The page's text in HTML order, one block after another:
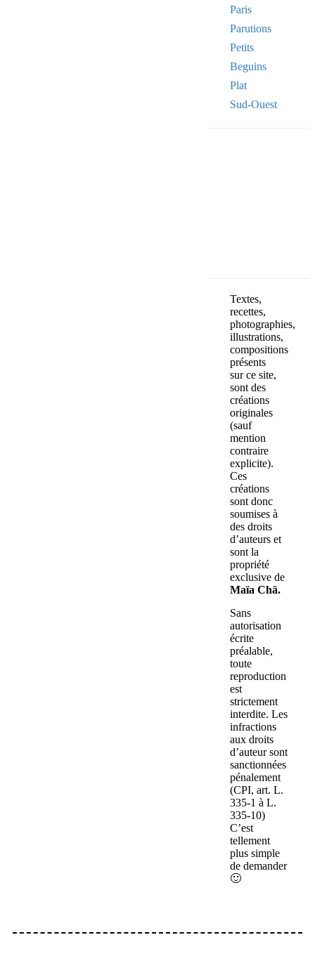
Paris
Parutions
Petits
Beguins
Plat
Sud-Ouest
Textes,
recettes,
photographies,
illustrations,
compositions
présents
sur ce site,
sont des
créations
originales
(sauf
mention
contraire
explicite).
Ces
créations
sont donc
soumises à
des droits
d’auteurs et
sont la
propriété
exclusive de
Maïa Chä.
Sans
autorisation
écrite
préalable,
toute
reproduction
est
strictement
interdite. Les
infractions
aux droits
d’auteur sont
sanctionnées
pénalement
(CPI, art. L.
335-1 à L.
335-10)
C’est
tellement
plus simple
de demander
🙂